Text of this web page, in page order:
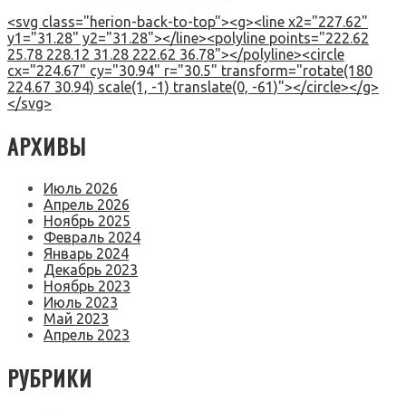
<svg class="herion-back-to-top"><g><line x2="227.62"
y1="31.28" y2="31.28"></line><polyline points="222.62
25.78 228.12 31.28 222.62 36.78"></polyline><circle
cx="224.67" cy="30.94" r="30.5" transform="rotate(180
224.67 30.94) scale(1, -1) translate(0, -61)"></circle></g>
</svg>
АРХИВЫ
Июль 2026
Апрель 2026
Ноябрь 2025
Февраль 2024
Январь 2024
Декабрь 2023
Ноябрь 2023
Июль 2023
Май 2023
Апрель 2023
РУБРИКИ